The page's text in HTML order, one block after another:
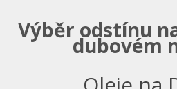
Výběr odstínu
dubovém